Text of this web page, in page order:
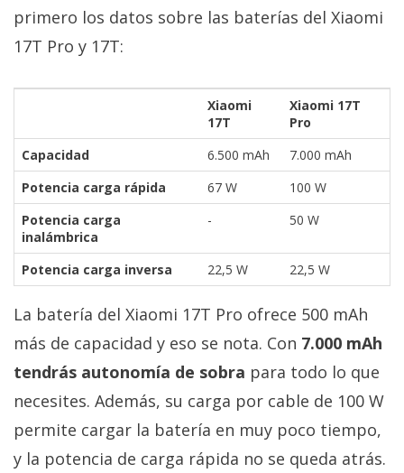
primero los datos sobre las baterías del Xiaomi
17T Pro y 17T:
Xiaomi
17T
Xiaomi 17T
Pro
Capacidad
6.500 mAh
7.000 mAh
Potencia carga rápida
67 W
100 W
Potencia carga
inalámbrica
- 50 W
Potencia carga inversa 22,5 W 22,5 W
La batería del Xiaomi 17T Pro ofrece 500 mAh
más de capacidad y eso se nota. Con 7.000 mAh
tendrás autonomía de sobra para todo lo que
necesites. Además, su carga por cable de 100 W
permite cargar la batería en muy poco tiempo,
y la potencia de carga rápida no se queda atrás.